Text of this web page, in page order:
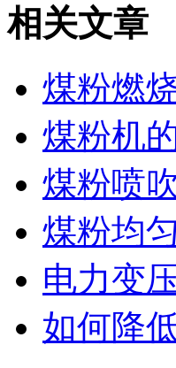
相关文章
煤粉燃
煤粉机
煤粉喷
煤粉均
电力变
如何降